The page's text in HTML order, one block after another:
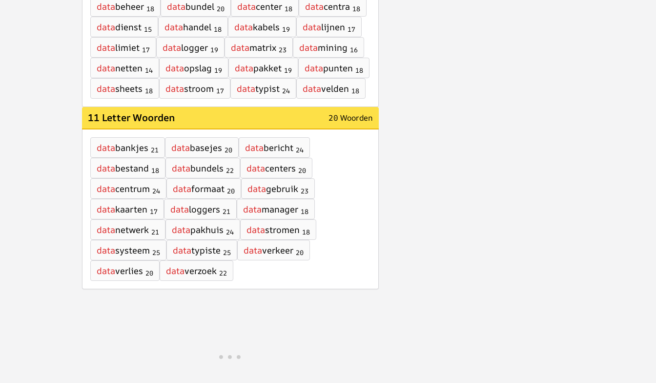
databeheer 18 databundel 20 datacenter 18 datacentra 18
datadienst 15 datahandel 18 datakabels 19 datalijnen 17
datalimiet 17 datalogger 19 datamatrix 23 datamining 16
datanetten 14 dataopslag 19 datapakket 19 datapunten 18
datasheets 18 datastroom 17 datatypist 24 datavelden 18
11 Letter Woorden 20 Woorden
databankjes 21 databasejes 20 databericht 24
databestand 18 databundels 22 datacenters 20
datacentrum 24 dataformaat 20 datagebruik 23
datakaarten 17 dataloggers 21 datamanager 18
datanetwerk 21 datapakhuis 24 datastromen 18
datasysteem 25 datatypiste 25 dataverkeer 20
dataverlies 20 dataverzoek 22